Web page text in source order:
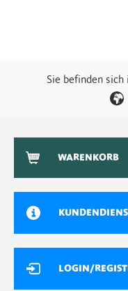
Sie befinden sich
WARENKORB
LOGIN/